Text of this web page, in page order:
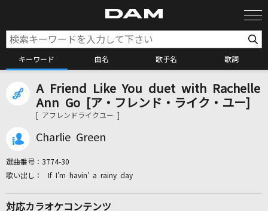
キーワード 曲名 歌手名 歌詞
カラオケ検索
カラオケリクエスト
A Friend Like You duet with Rachelle
Ann Go [ア・フレンド・ライク・ユー]
[ アフレンドライクユー ]
Charlie Green
選曲番号： 3774-30
If I'm havin' a rainy day
対応カラオケコンテンツ